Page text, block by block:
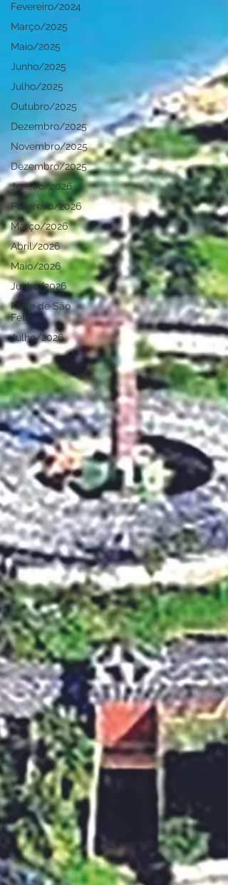
Fevereiro/2024
Março/2025
Maio/2025
Junho/2025
Julho/2025
Outubro/2025
Dezembro/2025
Novembro/2025
Dezembro/2025
Janeiro/2026
Fevereiro/2026
Março/2026
Abril/2026
Maio/2026
Junho/2026
Forte de São
Felipe
Julho/2026